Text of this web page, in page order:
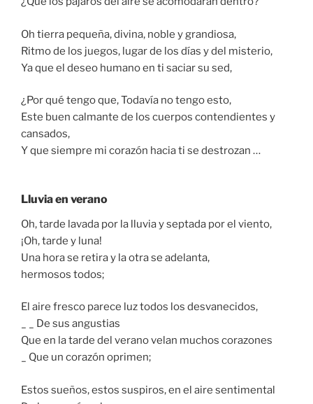
Oh tierra pequeña, divina, noble y grandiosa,
Ritmo de los juegos, lugar de los días y del misterio,
Ya que el deseo humano en ti saciar su sed,
¿Por qué tengo que, Todavía no tengo esto,
Este buen calmante de los cuerpos contendientes y
cansados,
Y que siempre mi corazón hacia ti se destrozan …
Lluvia en verano
Oh, tarde lavada por la lluvia y septada por el viento,
¡Oh, tarde y luna!
Una hora se retira y la otra se adelanta,
hermosos todos;
El aire fresco parece luz todos los desvanecidos,
_ _ De sus angustias
Que en la tarde del verano velan muchos corazones
_ Que un corazón oprimen;
Estos sueños, estos suspiros, en el aire sentimental